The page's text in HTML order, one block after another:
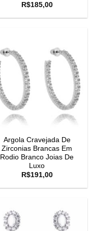
R$185,00
Argola Cravejada De
Zirconias Brancas Em
Rodio Branco Joias De
Luxo
R$191,00